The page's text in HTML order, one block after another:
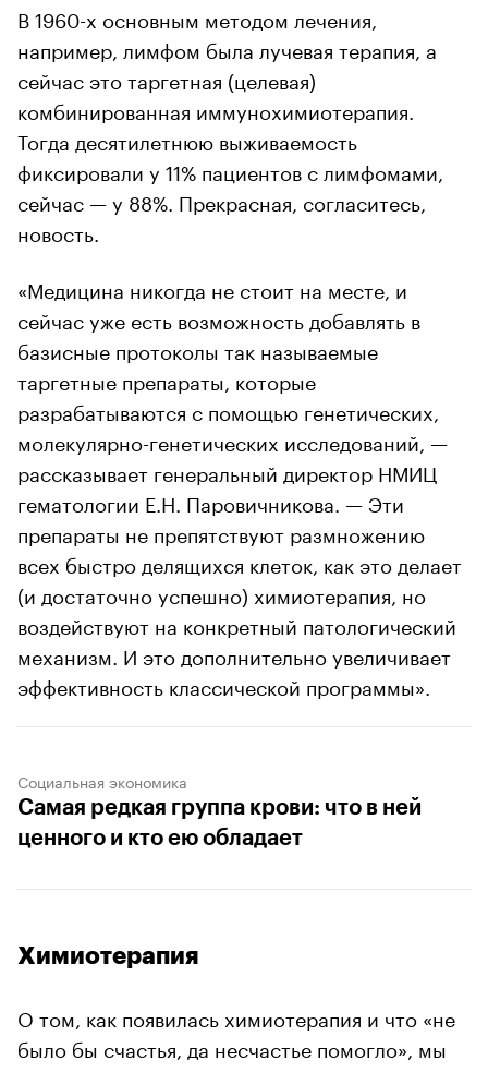
В 1960-х основным методом лечения,
например, лимфом была лучевая терапия, а
сейчас это таргетная (целевая)
комбинированная иммунохимиотерапия.
Тогда десятилетнюю выживаемость
фиксировали у 11% пациентов с лимфомами,
сейчас — у 88%. Прекрасная, согласитесь,
новость.
«Медицина никогда не стоит на месте, и
сейчас уже есть возможность добавлять в
базисные протоколы так называемые
таргетные препараты, которые
разрабатываются с помощью генетических,
молекулярно-генетических исследований, —
рассказывает генеральный директор НМИЦ
гематологии Е.Н. Паровичникова. — Эти
препараты не препятствуют размножению
всех быстро делящихся клеток, как это делает
(и достаточно успешно) химиотерапия, но
воздействуют на конкретный патологический
механизм. И это дополнительно увеличивает
эффективность классической программы».
Социальная экономика
Самая редкая группа крови: что в ней
ценного и кто ею обладает
Химиотерапия
О том, как появилась химиотерапия и что «не
было бы счастья, да несчастье помогло», мы